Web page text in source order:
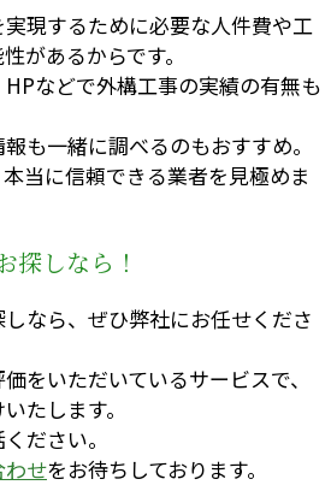
現するために必要な人件費や工
があるからです。
などで外構工事の実績の有無も
も一緒に調べるのもおすすめ。
当に信頼できる業者を見極めま
探しなら！
なら、ぜひ弊社にお任せくださ
をいただいているサービスで、
たします。
ださい。
わせをお待ちしております。